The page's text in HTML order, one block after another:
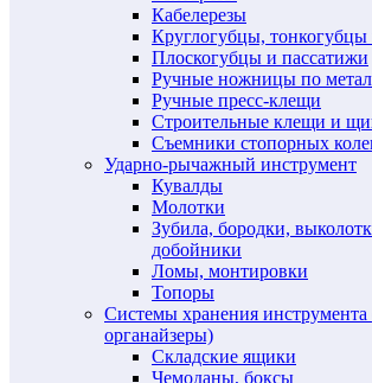
Кабелерезы
Круглогубцы,
Плоскогубцы и пассатижи
Ручные ножницы по
Ручные пресс-клещи
Строительные клещи и
Съемники стопорных
Ударно-рычажный инструмент
Кувалды
Молотки
Зубила, бородки,
добойники
Ломы, монтировки
Топоры
Системы хранения
органайзеры)
Складские ящики
Чемоданы, боксы